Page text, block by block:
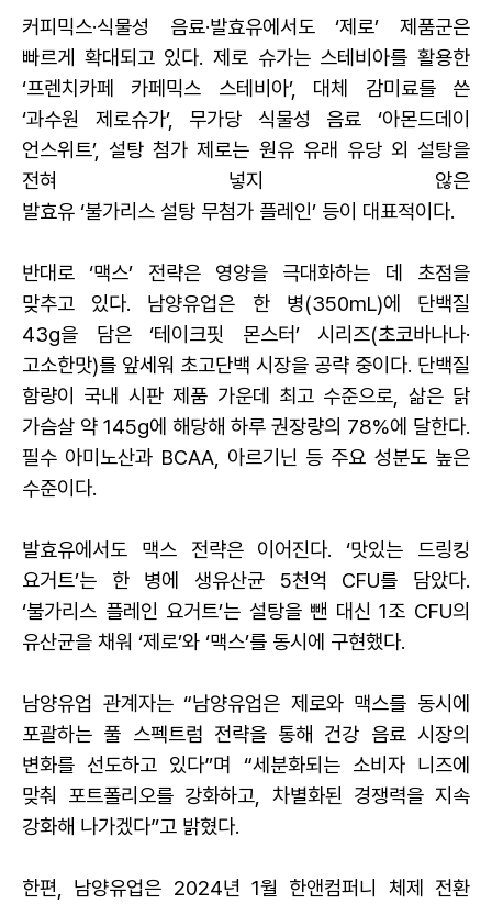
커피믹스·식물성 음료·발효유에서도 ‘제로’ 제품군은
빠르게 확대되고 있다. 제로 슈가는 스테비아를 활용한
‘프렌치카페 카페믹스 스테비아’, 대체 감미료를 쓴
‘과수원 제로슈가’, 무가당 식물성 음료 ‘아몬드데이
언스위트’, 설탕 첨가 제로는 원유 유래 유당 외 설탕을
전혀 넣지 않은
발효유 ‘불가리스 설탕 무첨가 플레인’ 등이 대표적이다.
반대로 ‘맥스’ 전략은 영양을 극대화하는 데 초점을
맞추고 있다. 남양유업은 한 병(350mL)에 단백질
43g을 담은 ‘테이크핏 몬스터’ 시리즈(초코바나나·
고소한맛)를 앞세워 초고단백 시장을 공략 중이다. 단백질
함량이 국내 시판 제품 가운데 최고 수준으로, 삶은 닭
가슴살 약 145g에 해당해 하루 권장량의 78%에 달한다.
필수 아미노산과 BCAA, 아르기닌 등 주요 성분도 높은
수준이다.
발효유에서도 맥스 전략은 이어진다. ‘맛있는 드링킹
요거트’는 한 병에 생유산균 5천억 CFU를 담았다.
‘불가리스 플레인 요거트’는 설탕을 뺀 대신 1조 CFU의
유산균을 채워 ‘제로’와 ‘맥스’를 동시에 구현했다.
남양유업 관계자는 “남양유업은 제로와 맥스를 동시에
포괄하는 풀 스펙트럼 전략을 통해 건강 음료 시장의
변화를 선도하고 있다”며 “세분화되는 소비자 니즈에
맞춰 포트폴리오를 강화하고, 차별화된 경쟁력을 지속
강화해 나가겠다”고 밝혔다.
한편, 남양유업은 2024년 1월 한앤컴퍼니 체제 전환